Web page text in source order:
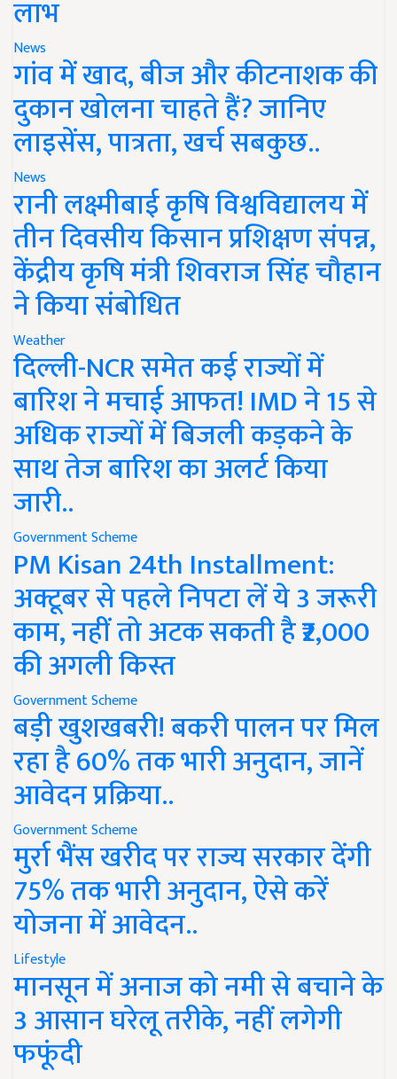
लाभ
News
गांव में खाद, बीज और कीटनाशक की
दुकान खोलना चाहते हैं? जानिए
लाइसेंस, पात्रता, खर्च सबकुछ..
News
रानी लक्ष्मीबाई कृषि विश्वविद्यालय में
तीन दिवसीय किसान प्रशिक्षण संपन्न,
केंद्रीय कृषि मंत्री शिवराज सिंह चौहान
ने किया संबोधित
Weather
दिल्ली-NCR समेत कई राज्यों में
बारिश ने मचाई आफत! IMD ने 15 से
अधिक राज्यों में बिजली कड़कने के
साथ तेज बारिश का अलर्ट किया
जारी..
Government Scheme
PM Kisan 24th Installment:
अक्टूबर से पहले निपटा लें ये 3 जरूरी
काम, नहीं तो अटक सकती है ₹2,000
की अगली किस्त
Government Scheme
बड़ी खुशखबरी! बकरी पालन पर मिल
रहा है 60% तक भारी अनुदान, जानें
आवेदन प्रक्रिया..
Government Scheme
मुर्रा भैंस खरीद पर राज्य सरकार देंगी
75% तक भारी अनुदान, ऐसे करें
योजना में आवेदन..
Lifestyle
मानसून में अनाज को नमी से बचाने के
3 आसान घरेलू तरीके, नहीं लगेगी
फफूंदी